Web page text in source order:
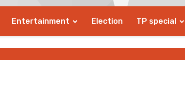
Entertainment Election TP special
सशक्तिकरण और बायोगैस क्षेत्र को मिलेगा...